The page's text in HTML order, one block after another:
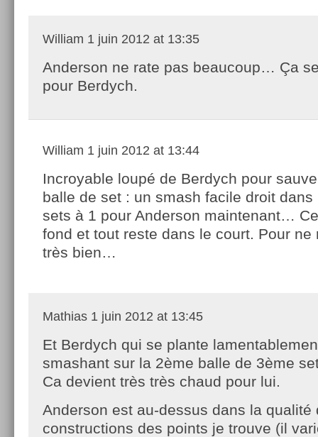
William 1 juin 2012 at 13:35
Anderson ne rate pas beaucoup… Ça
pour Berdych.
William 1 juin 2012 at 13:44
Incroyable loupé de Berdych pour
balle de set : un smash facile droit dans
sets à 1 pour Anderson maintenant…
fond et tout reste dans le court. Pour ne
très bien…
Mathias 1 juin 2012 at 13:45
Et Berdych qui se plante
smashant sur la 2ème balle de 3ème
Ca devient très très chaud pour lui.
Anderson est au-dessus dans la qualité
constructions des points je trouve (il